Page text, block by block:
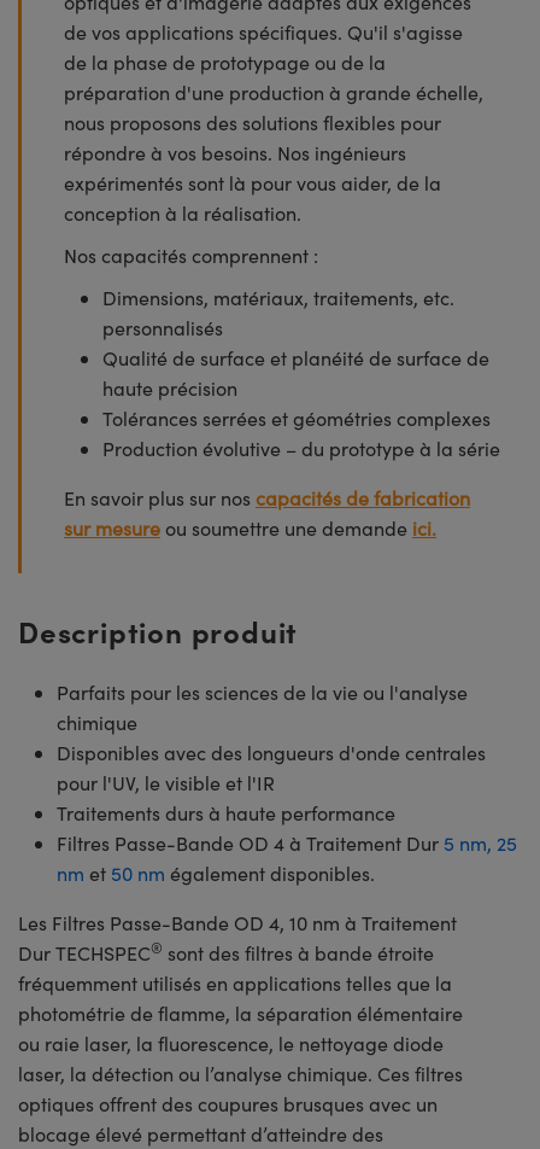
de vos applications spécifiques. Qu'il s'agisse
de la phase de prototypage ou de la
préparation d'une production à grande échelle,
nous proposons des solutions flexibles pour
répondre à vos besoins. Nos ingénieurs
expérimentés sont là pour vous aider, de la
conception à la réalisation.
Nos capacités comprennent :
Dimensions, matériaux, traitements, etc.
personnalisés
Qualité de surface et planéité de surface de
haute précision
Tolérances serrées et géométries complexes
Production évolutive – du prototype à la série
En savoir plus sur nos capacités de fabrication
sur mesure ou soumettre une demande ici.
Description produit
Parfaits pour les sciences de la vie ou l'analyse
chimique
Disponibles avec des longueurs d'onde centrales
pour l'UV, le visible et l'IR
Traitements durs à haute performance
Filtres Passe-Bande OD 4 à Traitement Dur 5 nm, 25
nm et 50 nm également disponibles.
Les Filtres Passe-Bande OD 4, 10 nm à Traitement
Dur TECHSPEC® sont des filtres à bande étroite
fréquemment utilisés en applications telles que la
photométrie de flamme, la séparation élémentaire
ou raie laser, la fluorescence, le nettoyage diode
laser, la détection ou l’analyse chimique. Ces filtres
optiques offrent des coupures brusques avec un
blocage élevé permettant d’atteindre des